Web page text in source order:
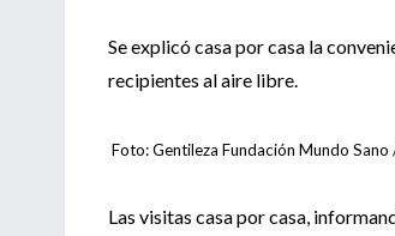
Se explicó casa por casa la
recipientes al aire libre.
Foto: Gentileza Fundación Mundo Sano
Las visitas casa por casa,